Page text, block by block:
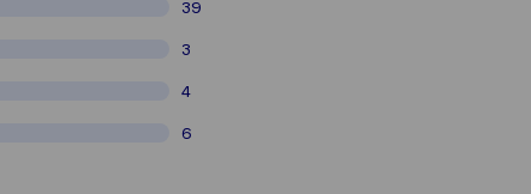
39
3
4
6